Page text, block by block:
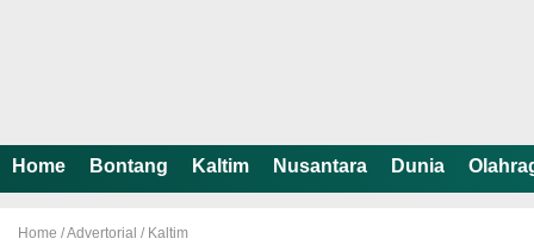
Home Bontang Kaltim Nusantara Dunia
Home /Advertorial / Kaltim